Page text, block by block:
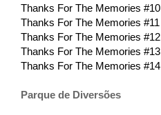
Thanks For The Memories #10
Thanks For The Memories #11
Thanks For The Memories #12
Thanks For The Memories #13
Thanks For The Memories #14
Parque de Diversões